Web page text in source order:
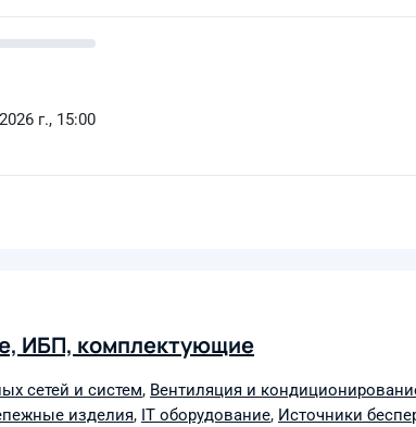
г., 15:00
ИБП, комплектующие
сетей и систем, Вентиляция и
изделия, IT оборудование, Источники